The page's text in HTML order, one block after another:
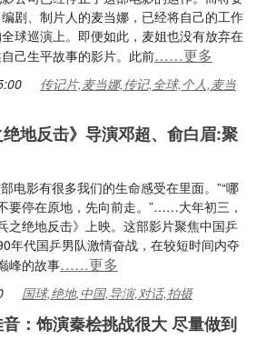
剧、制片人的麦当娜，已经将自己的工作
球巡演上。即便如此，麦姐也没有放弃在
己生平故事的影片。此前……更多
传记片,麦当娜,传记,全球,个人,麦当
地反击》导演邓超、俞白眉:聚
电影有很多我们的生命感受在里面。”“哪
要停在原地，先向前走。”……大年初三，
之绝地反击》上映。这部影片聚焦中国乒
年代国乒男队激情奋战，在较短时间内夺
峰的故事……更多
国球,绝地,中国,导演,对话,拍摄
：饰演秦桧挑战很大 尽量做到